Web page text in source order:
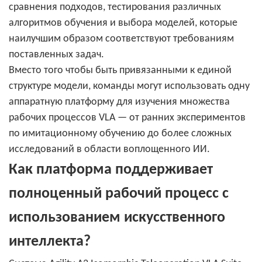
сравнения подходов, тестирования различных
алгоритмов обучения и выбора моделей, которые
наилучшим образом соответствуют требованиям
поставленных задач.
Вместо того чтобы быть привязанными к единой
структуре модели, команды могут использовать одну
аппаратную платформу для изучения множества
рабочих процессов VLA — от ранних экспериментов
по имитационному обучению до более сложных
исследований в области воплощенного ИИ.
Как платформа поддерживает
полноценный рабочий процесс с
использованием искусственного
интеллекта?